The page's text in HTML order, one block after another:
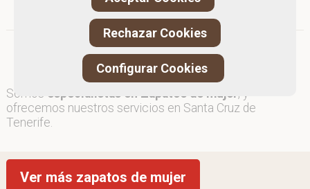
Somos especialistas en Zapatos de mujer , y
ofrecemos nuestros servicios en Santa Cruz de
Tenerife.
Ver más zapatos de mujer
Rechazar Cookies
Configurar Cookies